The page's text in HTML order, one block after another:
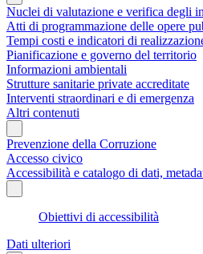
Nuclei di valutazione e verifica degli
Atti di programmazione delle opere
Tempi costi e indicatori di
Pianificazione e governo del territorio
Informazioni ambientali
Strutture sanitarie private accreditate
Interventi straordinari e di emergenza
Altri contenuti
Prevenzione della Corruzione
Accesso civico
Accessibilità e catalogo di dati,
Obiettivi di accessibilità
Dati ulteriori